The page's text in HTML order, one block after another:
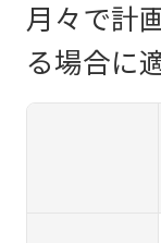
月々で計
る場合に